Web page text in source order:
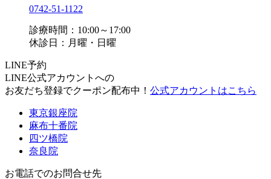
0742-51-1122
診療時間：10:00～17:00
休診日：月曜・日曜
LINE予約
LINE公式アカウントへの
お友だち登録でクーポン配布中！ 公式アカウントはこちら
東京銀座院
麻布十番院
四ツ橋院
奈良院
お電話でのお問合せ先